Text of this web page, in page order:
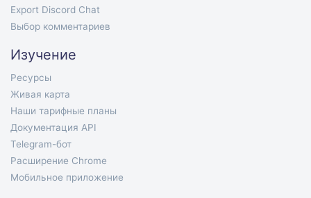
Export Discord Chat
Выбор комментариев
Изучение
Ресурсы
Живая карта
Наши тарифные планы
Документация API
Telegram-бот
Расширение Chrome
Мобильное приложение